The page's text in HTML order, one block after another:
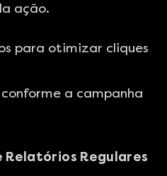
ação.
para otimizar cliques
a campanha
Relatórios Regulares